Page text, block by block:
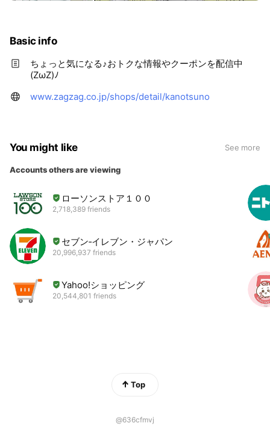
Basic info
ちょっと気になる♪おトクな情報やクーポンを配信中
(ZωZ)ﾉ
www.zagzag.co.jp/shops/detail/kanotsuno
You might like See more
Accounts others are viewing
ローソンストア１００
2,718,389 friends
セブン‐イレブン・ジャパン
20,996,937 friends
Yahoo!ショッピング
20,544,801 friends
Top
@636cfmvj